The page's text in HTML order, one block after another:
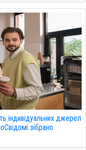
індивідуальних джерел
зібрано